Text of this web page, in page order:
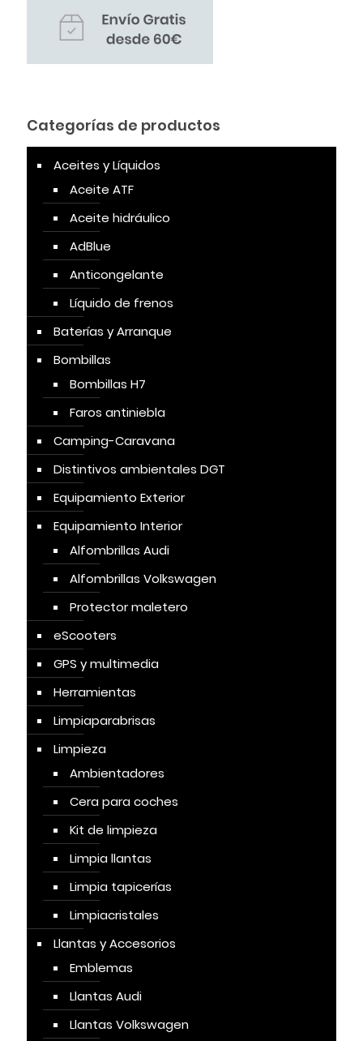
Categorías de productos
Aceites y Líquidos
Aceite ATF
Aceite hidráulico
AdBlue
Anticongelante
Líquido de frenos
Baterías y Arranque
Bombillas
Bombillas H7
Faros antiniebla
Camping-Caravana
Distintivos ambientales DGT
Equipamiento Exterior
Equipamiento Interior
Alfombrillas Audi
Alfombrillas Volkswagen
Protector maletero
eScooters
GPS y multimedia
Herramientas
Limpiaparabrisas
Limpieza
Ambientadores
Cera para coches
Kit de limpieza
Limpia llantas
Limpia tapicerías
Limpiacristales
Llantas y Accesorios
Emblemas
Llantas Audi
Llantas Volkswagen